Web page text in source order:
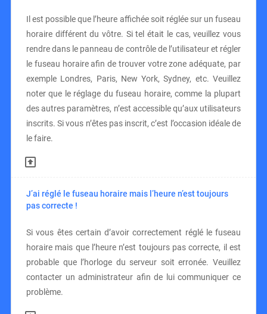
Il est possible que l’heure affichée soit réglée sur un fuseau
horaire différent du vôtre. Si tel était le cas, veuillez vous
rendre dans le panneau de contrôle de l’utilisateur et régler
le fuseau horaire afin de trouver votre zone adéquate, par
exemple Londres, Paris, New York, Sydney, etc. Veuillez
noter que le réglage du fuseau horaire, comme la plupart
des autres paramètres, n’est accessible qu’aux utilisateurs
inscrits. Si vous n’êtes pas inscrit, c’est l’occasion idéale de
le faire.
J’ai réglé le fuseau horaire mais l’heure n’est toujours
pas correcte !
Si vous êtes certain d’avoir correctement réglé le fuseau
horaire mais que l’heure n’est toujours pas correcte, il est
probable que l’horloge du serveur soit erronée. Veuillez
contacter un administrateur afin de lui communiquer ce
problème.